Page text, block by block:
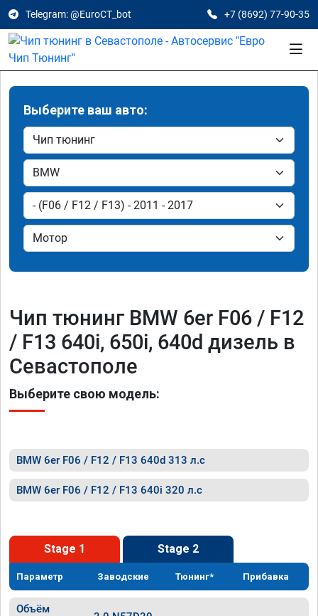
Telegram: @EuroCT_bot +7 (8692) 77-90-35
Выберите ваш авто:
Чип тюнинг BMW 6er F06 / F12
/ F13 640i, 650i, 640d дизель в
Севастополе
Выберите свою модель:
BMW 6er F06 / F12 / F13 640d 313 л.с
BMW 6er F06 / F12 / F13 640i 320 л.с
Stage 1 Stage 2
Параметр Заводские Тюнинг* Прибавка
Объём